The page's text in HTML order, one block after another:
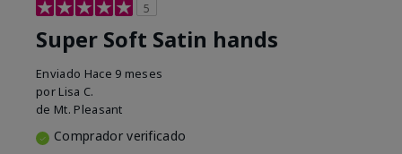
5
Super Soft Satin hands
Enviado Hace 9 meses
por Lisa C.
de Mt. Pleasant
Comprador verificado